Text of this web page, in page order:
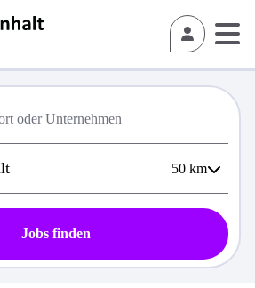
50 km
Jobs finden